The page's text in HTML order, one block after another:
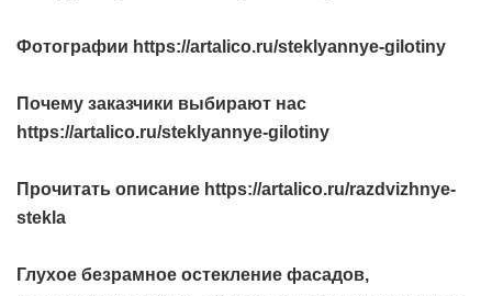
Фотографии https://artalico.ru/steklyannye-gilotiny
Почему заказчики выбирают нас
https://artalico.ru/steklyannye-gilotiny
Прочитать описание https://artalico.ru/razdvizhnye-
stekla
Глухое безрамное остекление фасадов,